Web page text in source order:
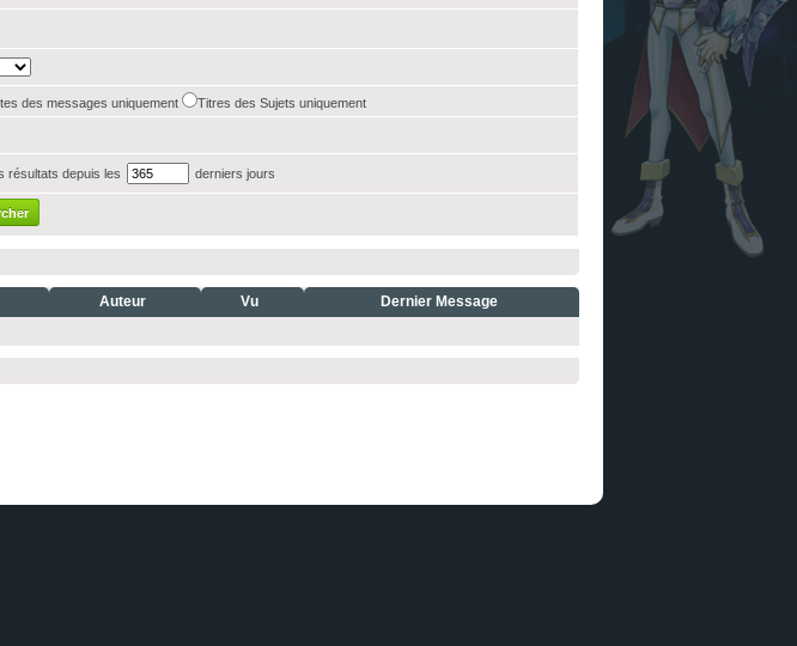
des messages uniquement Titres des Sujets uniquement
résultats depuis les derniers jours
Auteur Vu Dernier Message